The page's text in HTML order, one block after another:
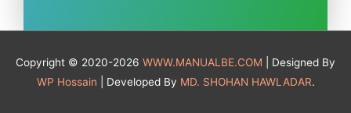
Copyright © 2020-2026 WWW.MANUALBE.COM | Designed By
WP Hossain | Developed By MD. SHOHAN HAWLADAR.